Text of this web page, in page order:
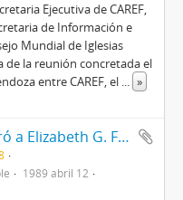
Ejecutiva de CAREF,
de Información e
Mundial de Iglesias
de la reunión concretada el
entre CAREF, el ... »
Carta de Alicia Peiró a Elizabeth G. Ferris
1989 abril 12